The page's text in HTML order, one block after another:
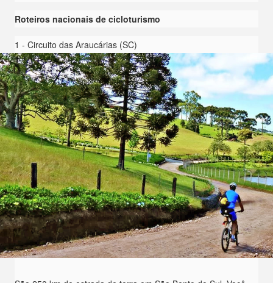
Roteiros nacionais de cicloturismo
1 - Circuito das Araucárias (SC)